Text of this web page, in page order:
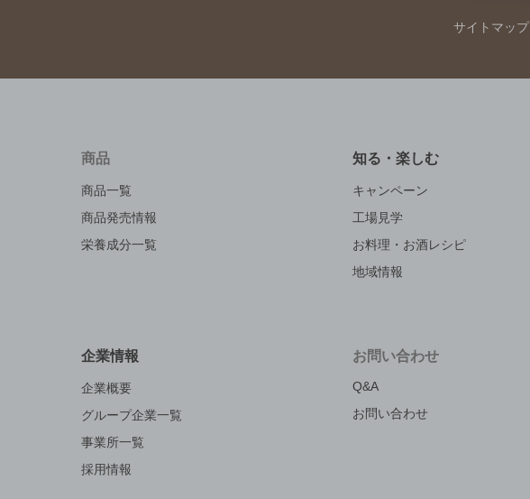
サイトマップ
商品
商品一覧
商品発売情報
栄養成分一覧
知る・楽しむ
キャンペーン
工場見学
お料理・お酒レシピ
地域情報
企業情報
企業概要
グループ企業一覧
事業所一覧
採用情報
お問い合わせ
Q&A
お問い合わせ